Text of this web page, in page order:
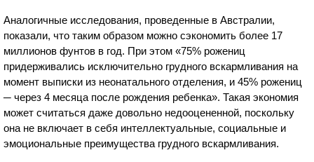
Аналогичные исследования, проведенные в Австралии,
показали, что таким образом можно сэкономить более 17
миллионов фунтов в год. При этом «75% рожениц
придерживались исключительно грудного вскармливания на
момент выписки из неонатального отделения, и 45% рожениц
─ через 4 месяца после рождения ребенка». Такая экономия
может считаться даже довольно недооцененной, поскольку
она не включает в себя интеллектуальные, социальные и
эмоциональные преимущества грудного вскармливания.